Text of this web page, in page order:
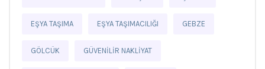
EŞYA TAŞIMA EŞYA TAŞIMACILIĞI GEBZE
GÖLCÜK GÜVENILIR NAKLIYAT